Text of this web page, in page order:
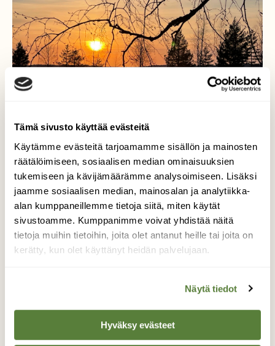
Tämä sivusto käyttää evästeitä
Käytämme evästeitä tarjoamamme sisällön ja mainosten
räätälöimiseen, sosiaalisen median ominaisuuksien
tukemiseen ja kävijämäärämme analysoimiseen. Lisäksi
jaamme sosiaalisen median, mainosalan ja analytiikka-
alan kumppaneillemme tietoja siitä, miten käytät
sivustoamme. Kumppanimme voivat yhdistää näitä
tietoja muihin tietoihin, joita olet antanut heille tai joita on
kerätty, kun olet käyttänyt heidän palvelujaan.
Näytä tiedot
Hyväksy evästeet
Hehkua taivaalla
Iltapäivän tunnelmaa Saimaan rannalla.
Valokuvaaja: Liisa Niiva-Korpela, Lappeenranta
15.3.2026
TAKAISIN LISTAAN